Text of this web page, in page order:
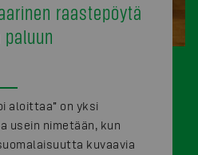
raastepöytä
aloittaa” on yksi
usein nimetään, kun
kuvaavia